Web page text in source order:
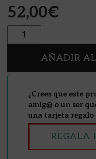
52,00€
Cantidad
AÑADIR
¿Crees que este
amig@ o un ser
una tarjeta regalo
REGALA